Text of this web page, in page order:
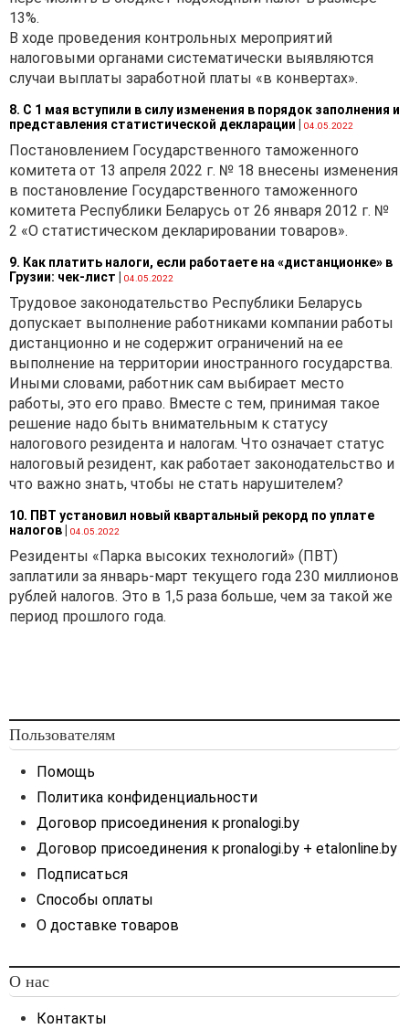
13%.
В ходе проведения контрольных мероприятий
налоговыми органами систематически выявляются
случаи выплаты заработной платы «в конвертах».
8. С 1 мая вступили в силу изменения в порядок заполнения и
представления статистической декларации | 04.05.2022
Постановлением Государственного таможенного
комитета от 13 апреля 2022 г. № 18 внесены изменения
в постановление Государственного таможенного
комитета Республики Беларусь от 26 января 2012 г. №
2 «О статистическом декларировании товаров».
9. Как платить налоги, если работаете на «дистанционке» в
Грузии: чек-лист | 04.05.2022
Трудовое законодательство Республики Беларусь
допускает выполнение работниками компании работы
дистанционно и не содержит ограничений на ее
выполнение на территории иностранного государства.
Иными словами, работник сам выбирает место
работы, это его право. Вместе с тем, принимая такое
решение надо быть внимательным к статусу
налогового резидента и налогам. Что означает статус
налоговый резидент, как работает законодательство и
что важно знать, чтобы не стать нарушителем?
10. ПВТ установил новый квартальный рекорд по уплате
налогов| 04.05.2022
Резиденты «Парка высоких технологий» (ПВТ)
заплатили за январь-март текущего года 230 миллионов
рублей налогов. Это в 1,5 раза больше, чем за такой же
период прошлого года.
Пользователям
Помощь
Политика конфиденциальности
Договор присоединения к pronalogi.by
Договор присоединения к pronalogi.by + etalonline.by
Подписаться
Способы оплаты
О доставке товаров
О нас
Контакты